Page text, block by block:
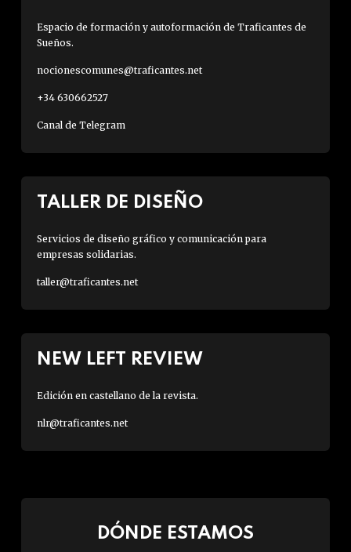
Espacio de formación y autoformación de Traficantes de
Sueños.
nocionescomunes@traficantes.net
+34 630662527
Canal de Telegram
TALLER DE DISEÑO
Servicios de diseño gráfico y comunicación para
empresas solidarias.
taller@traficantes.net
NEW LEFT REVIEW
Edición en castellano de la revista.
nlr@traficantes.net
DÓNDE ESTAMOS